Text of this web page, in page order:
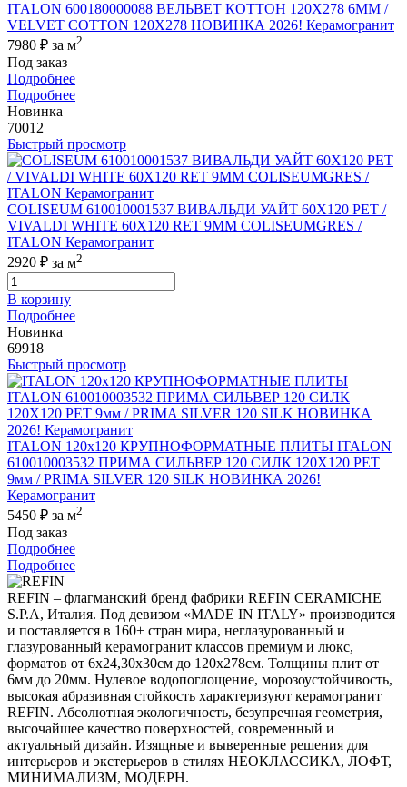
ITALON 600180000088 ВЕЛЬВЕТ КОТТОН 120X278 6ММ /
VELVET COTTON 120X278 НОВИНКА 2026! Керамогранит
7980 ₽ за м2
Под заказ
Подробнее
Подробнее
Новинка
70012
Быстрый просмотр
COLISEUM 610010001537 ВИВАЛЬДИ УАЙТ 60X120 РЕТ /
VIVALDI WHITE 60X120 RET 9MM COLISEUMGRES /
ITALON Керамогранит
2920 ₽ за м2
В корзину
Подробнее
Новинка
69918
Быстрый просмотр
ITALON 120x120 КРУПНОФОРМАТНЫЕ ПЛИТЫ ITALON
610010003532 ПРИМА СИЛЬВЕР 120 СИЛК 120Х120 РЕТ
9мм / PRIMA SILVER 120 SILK НОВИНКА 2026!
Керамогранит
5450 ₽ за м2
Под заказ
Подробнее
Подробнее
REFIN – флагманский бренд фабрики REFIN CERAMICHE
S.P.A, Италия. Под девизом «MADE IN ITALY» производится
и поставляется в 160+ стран мира, неглазурованный и
глазурованный керамогранит классов премиум и люкс,
форматов от 6х24,30х30см до 120х278см. Толщины плит от
6мм до 20мм. Нулевое водопоглощение, морозоустойчивость,
высокая абразивная стойкость характеризуют керамогранит
REFIN. Абсолютная экологичность, безупречная геометрия,
высочайшее качество поверхностей, современный и
актуальный дизайн. Изящные и выверенные решения для
интерьеров и экстерьеров в стилях НЕОКЛАССИКА, ЛОФТ,
МИНИМАЛИЗМ, МОДЕРН.